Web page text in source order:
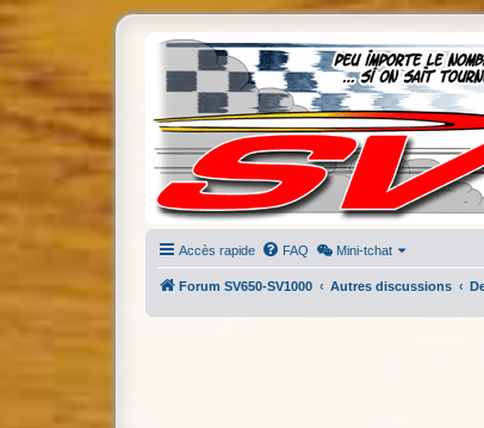
Accès rapide FAQ Mini-tchat
Forum SV650-SV1000 Autres discussions